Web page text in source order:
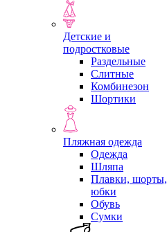
Детские и
подростковые
Раздельные
Слитные
Комбинезон
Шортики
Пляжная одежда
Одежда
Шляпа
Плавки, шорты,
юбки
Обувь
Сумки